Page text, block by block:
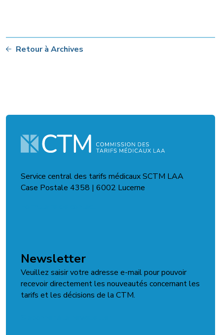
Retour à Archives
Service central des tarifs médicaux SCTM LAA
Case Postale 4358 | 6002 Lucerne
Newsletter
Veuillez saisir votre adresse e-mail pour pouvoir
recevoir directement les nouveautés concernant les
tarifs et les décisions de la CTM.